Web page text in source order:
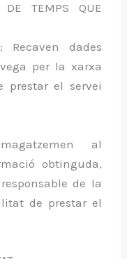
DE TEMPS QUE
Recaven dades
per la xarxa
el servei
al
obtinguda,
de la
de prestar el